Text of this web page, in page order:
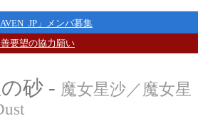
」メンバ募集
要望の協力願い
砂 - 魔女星沙／魔女星